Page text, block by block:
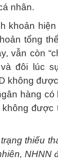
nhân.
khoản
tổng
vẫn còn
đôi lúc
không
hàng có
được
thiếu
NHNN